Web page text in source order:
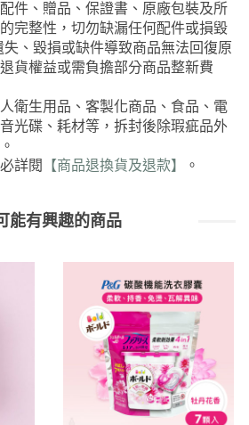
件、贈品、保證書、原廠包裝及所
完整性，切勿缺漏任何配件或損毀
、毀損或缺件導致商品無法回復原
貨權益或需負擔部分商品整新費
衛生用品、客製化商品、食品、電
光碟、耗材等，拆封後除瑕疵品外
詳閱
【商品退換貨及退款】 。
能有興趣的商品